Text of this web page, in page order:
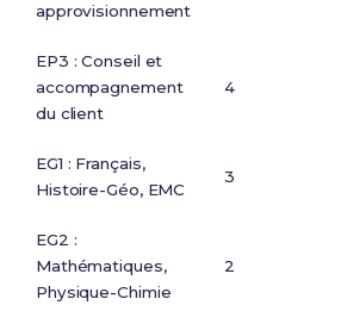
approvisionnement
EP3 : Conseil et
accompagnement
du client
4
EG1 : Français,
Histoire-Géo, EMC
3
EG2 :
Mathématiques,
Physique-Chimie
2